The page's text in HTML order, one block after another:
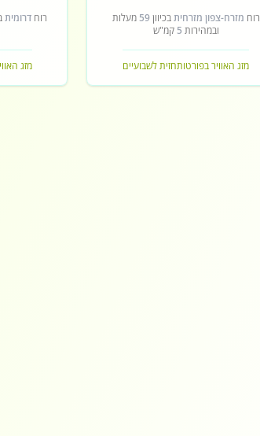
רוח מזרח-צפון מזרחיתבכיוון59 מעלות
ובמהירות 5 קמ"ש
מזג האוויר בפורטותחזית לשבועיים
רוחדרומית
מזג